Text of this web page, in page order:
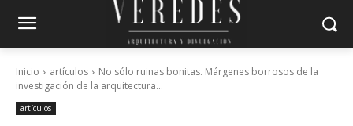
Inicio artículos
No sólo ruinas bonitas. Márgenes borrosos de la
investigación de la arquitectura...
artículos